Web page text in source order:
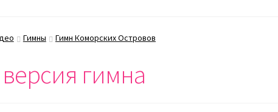
Гимны Гимн Коморских Островов
гимна